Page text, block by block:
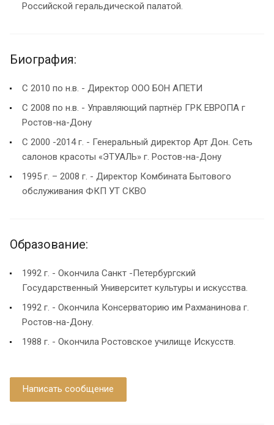
Российской геральдической палатой.
Биография:
С 2010 по н.в. - Директор ООО БОН АПЕТИ
С 2008 по н.в. - Управляющий партнёр ГРК ЕВРОПА г
Ростов-на-Дону
С 2000 -2014 г. - Генеральный директор Арт Дон. Сеть
салонов красоты «ЭТУАЛЬ» г. Ростов-на-Дону
1995 г. – 2008 г. - Директор Комбината Бытового
обслуживания ФКП УТ СКВО
Образование:
1992 г. - Окончила Санкт -Петербургский
Государственный Университет культуры и искусства.
1992 г. - Окончила Консерваторию им Рахманинова г.
Ростов-на-Дону.
1988 г. - Окончила Ростовское училище Искусств.
Написать сообщение